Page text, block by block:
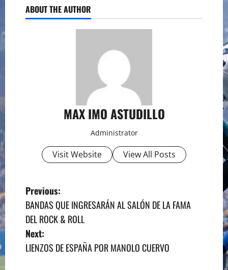
ABOUT THE AUTHOR
MAX IMO ASTUDILLO
Administrator
Visit Website View All Posts
P
o
s
t
Previous:
BANDAS QUE INGRESARÁN AL SALÓN DE LA FAMA
DEL ROCK & ROLL
Next:
LIENZOS DE ESPAÑA POR MANOLO CUERVO